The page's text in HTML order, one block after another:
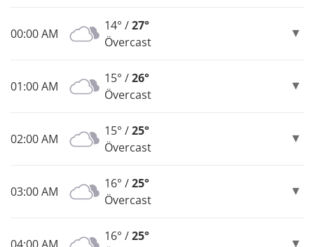
00:00 AM
14° /27°
Övercast
01:00 AM
15° /26°
Övercast
02:00 AM
15° /25°
Övercast
03:00 AM
16° /25°
Övercast
16° /25°